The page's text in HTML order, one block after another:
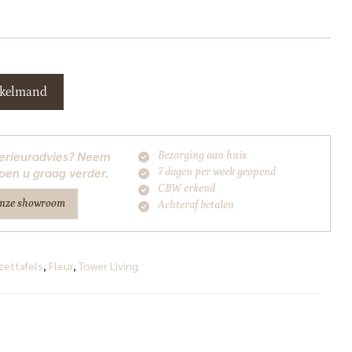
Neem
u graag verder.
showroom
Bezorging aan huis
7 dagen per week geopend
CBW erkend
Achteraf betalen
, Fleur, Tower Living